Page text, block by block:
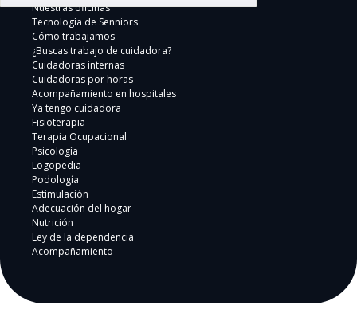
Nuestras oficinas
Tecnología de Senniors
Cómo trabajamos
¿Buscas trabajo de cuidadora?
Cuidadoras internas
Cuidadoras por horas
Acompañamiento en hospitales
Ya tengo cuidadora
Fisioterapia
Terapia Ocupacional
Psicología
Logopedia
Podología
Estimulación
Adecuación del hogar
Nutrición
Ley de la dependencia
Acompañamiento